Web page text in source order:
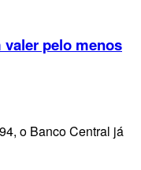
pelo menos
o Banco Central já